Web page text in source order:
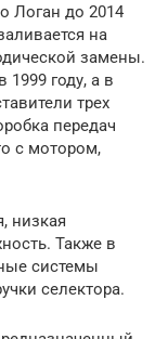
Логан до 2014
на
замены.
году, а в
трех
передач
с мотором,
низкая
Также в
системы
селектора.